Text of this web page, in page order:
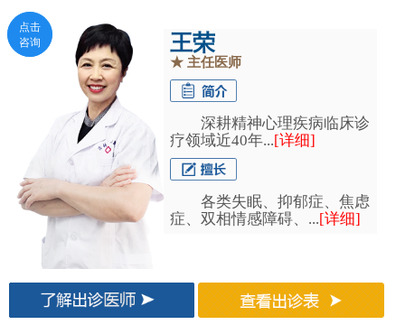
王荣
★ 主任医师
深耕精神心理疾病临床诊
疗领域近40年...[详细]
各类失眠、抑郁症、焦虑
症、双相情感障碍、...[详细]
点击
咨询
点击
咨询